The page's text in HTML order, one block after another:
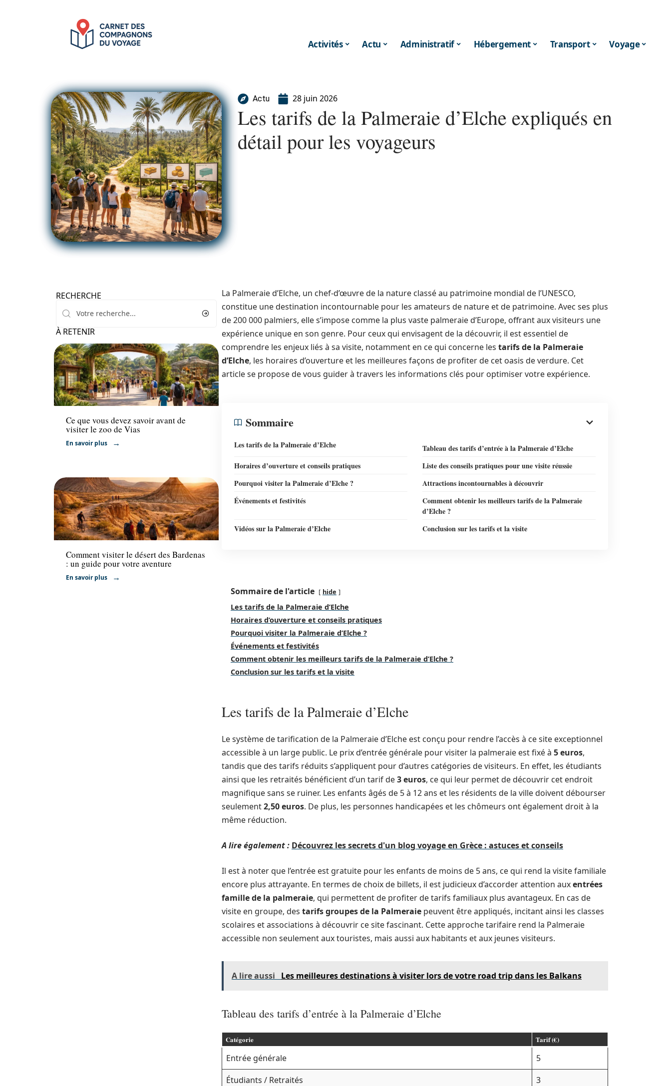
Activités Actu Administratif Hébergement Transport Voyage
Actu 28 juin 2026
Les tarifs de la Palmeraie d’Elche expliqués en
détail pour les voyageurs
RECHERCHE
À RETENIR
Activités
Ce que vous devez savoir avant de
visiter le zoo de Vias
En savoir plus
Voyage
Comment visiter le désert des Bardenas
: un guide pour votre aventure
En savoir plus
La Palmeraie d’Elche, un chef-d’œuvre de la nature classé au patrimoine mondial de l’UNESCO,
constitue une destination incontournable pour les amateurs de nature et de patrimoine. Avec ses plus
de 200 000 palmiers, elle s’impose comme la plus vaste palmeraie d’Europe, offrant aux visiteurs une
expérience unique en son genre. Pour ceux qui envisagent de la découvrir, il est essentiel de
comprendre les enjeux liés à sa visite, notamment en ce qui concerne les tarifs de la Palmeraie
d’Elche, les horaires d’ouverture et les meilleures façons de profiter de cet oasis de verdure. Cet
article se propose de vous guider à travers les informations clés pour optimiser votre expérience.
Sommaire
Les tarifs de la Palmeraie d’Elche
Tableau des tarifs d’entrée à la Palmeraie d’Elche
Horaires d’ouverture et conseils pratiques
Liste des conseils pratiques pour une visite réussie
Pourquoi visiter la Palmeraie d’Elche ?
Attractions incontournables à découvrir
Événements et festivités
Comment obtenir les meilleurs tarifs de la Palmeraie
d’Elche ?
Vidéos sur la Palmeraie d’Elche
Conclusion sur les tarifs et la visite
Sommaire de l'article hide
Les tarifs de la Palmeraie d’Elche
Horaires d’ouverture et conseils pratiques
Pourquoi visiter la Palmeraie d’Elche ?
Événements et festivités
Comment obtenir les meilleurs tarifs de la Palmeraie d’Elche ?
Conclusion sur les tarifs et la visite
Les tarifs de la Palmeraie d’Elche
Le système de tarification de la Palmeraie d’Elche est conçu pour rendre l’accès à ce site exceptionnel
accessible à un large public. Le prix d’entrée générale pour visiter la palmeraie est fixé à 5 euros,
tandis que des tarifs réduits s’appliquent pour d’autres catégories de visiteurs. En effet, les étudiants
ainsi que les retraités bénéficient d’un tarif de3 euros, ce qui leur permet de découvrir cet endroit
magnifique sans se ruiner. Les enfants âgés de 5 à 12 ans et les résidents de la ville doivent débourser
seulement2,50 euros. De plus, les personnes handicapées et les chômeurs ont également droit à la
même réduction.
A lire également : Découvrez les secrets d'un blog voyage en Grèce : astuces et conseils
Il est à noter que l’entrée est gratuite pour les enfants de moins de 5 ans, ce qui rend la visite familiale
encore plus attrayante. En termes de choix de billets, il est judicieux d’accorder attention auxentrées
famille de la palmeraie, qui permettent de profiter de tarifs familiaux plus avantageux. En cas de
visite en groupe, des tarifs groupes de la Palmeraie peuvent être appliqués, incitant ainsi les classes
scolaires et associations à découvrir ce site fascinant. Cette approche tarifaire rend la Palmeraie
accessible non seulement aux touristes, mais aussi aux habitants et aux jeunes visiteurs.
A lire aussi Les meilleures destinations à visiter lors de votre road trip dans les Balkans
Tableau des tarifs d’entrée à la Palmeraie d’Elche
Catégorie Tarif (€)
Entrée générale
5
Étudiants / Retraités
3